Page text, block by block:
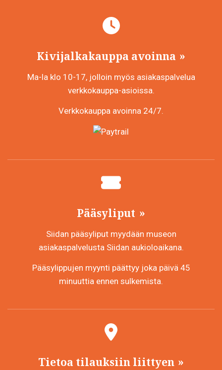
Kivijalkakauppa avoinna
Ma-la klo 10-17, jolloin myös asiakaspalvelua
verkkokauppa-asioissa.
Verkkokauppa avoinna 24/7.
Pääsyliput
Siidan pääsyliput myydään museon
asiakaspalvelusta Siidan aukioloaikana.
Pääsylippujen myynti päättyy joka päivä 45
minuuttia ennen sulkemista.
Tietoa tilauksiin liittyen